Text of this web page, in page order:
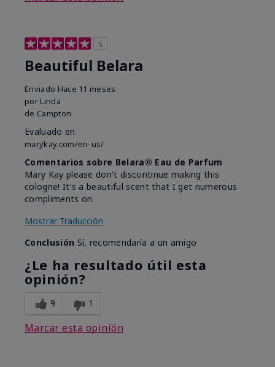
5
Beautiful Belara
Enviado Hace 11 meses
por Linda
de Campton
Evaluado en
marykay.com/en-us/
Comentarios sobre Belara® Eau de Parfum
Mary Kay please don't discontinue making this
cologne! It's a beautiful scent that I get numerous
compliments on.
Mostrar Traducción
Conclusión Sí, recomendaría a un amigo
¿Le ha resultado útil esta
opinión?
9 1
Marcar esta opinión